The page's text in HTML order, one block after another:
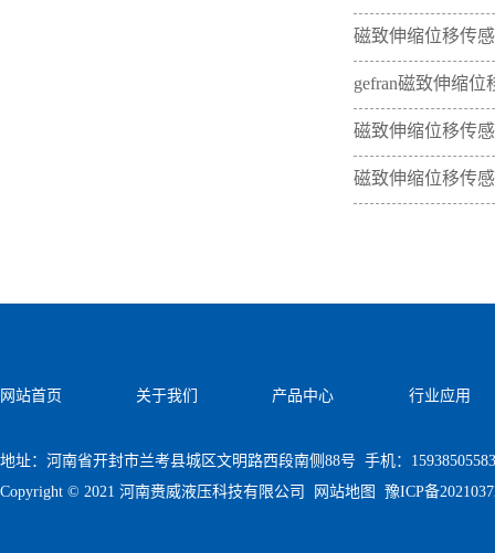
磁致伸缩位移传
gefran磁致伸缩
磁致伸缩位移传
磁致伸缩位移传
网站首页 关于我们 产品中心 行业应用
地址：河南省开封市兰考县城区文明路西段南侧88号 手机：
Copyright © 2021 河南赉威液压科技有限公司
网站地图 豫ICP备